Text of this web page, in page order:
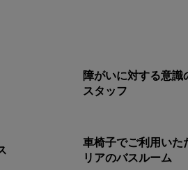
障がいに対する意識
スタッフ
車椅子でご利用いた
リアのバスルーム